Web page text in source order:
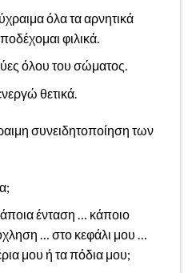
όλα τα αρνητικά
φιλικά.
όλου του σώματος.
θετικά.
συνειδητοποίηση των
ένταση … κάποιο
… στο κεφάλι μου …
μου ή τα πόδια μου;